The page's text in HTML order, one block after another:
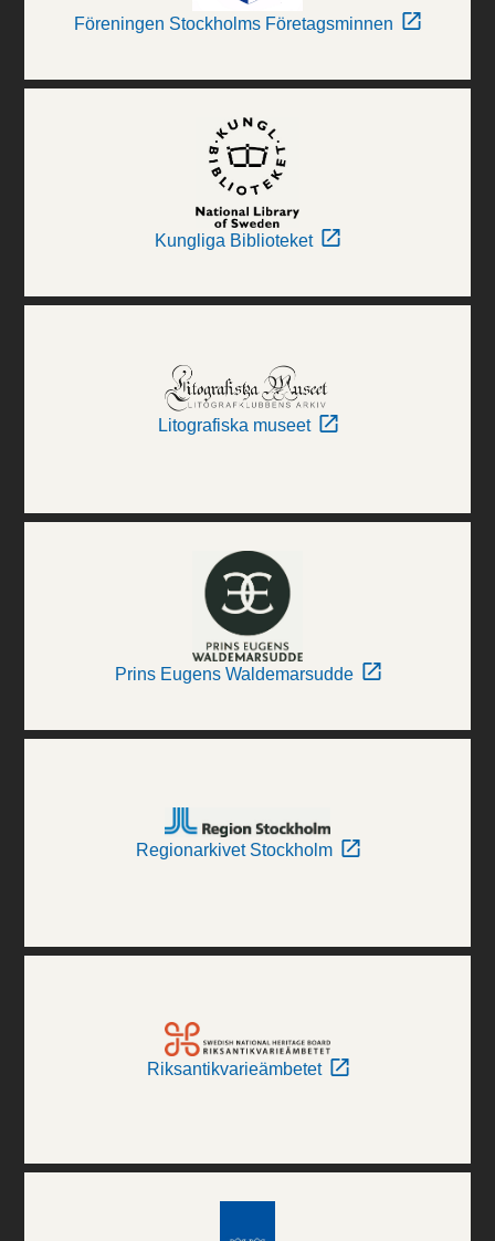
Föreningen Stockholms Företagsminnen
Kungliga Biblioteket
Litografiska museet
Prins Eugens Waldemarsudde
Regionarkivet Stockholm
Riksantikvarieämbetet